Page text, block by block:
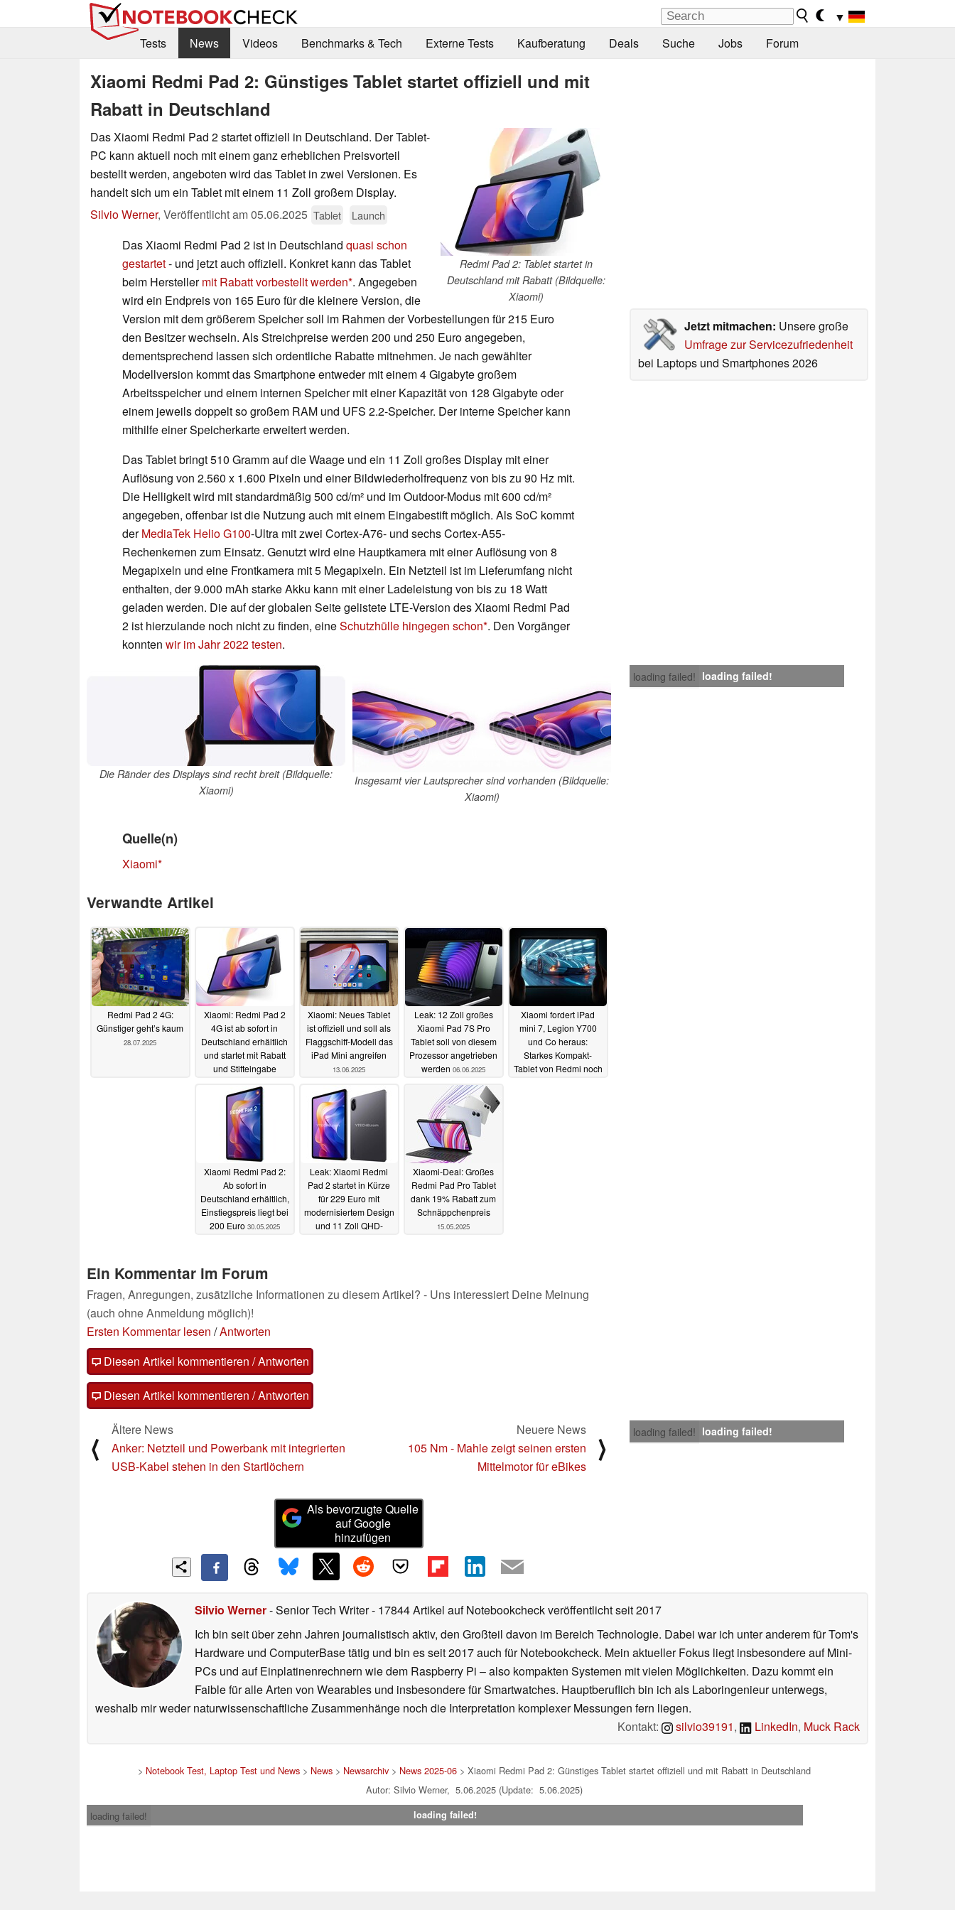
▼
Tests
News Videos Benchmarks & Tech Externe Tests Kaufberatung Deals Suche Jobs Forum
Xiaomi Redmi Pad 2: Günstiges Tablet startet offiziell und mit
Rabatt in Deutschland
Redmi Pad 2: Tablet startet in
Deutschland mit Rabatt (Bildquelle:
Xiaomi)
Das Xiaomi Redmi Pad 2 startet offiziell in Deutschland. Der Tablet-
PC kann aktuell noch mit einem ganz erheblichen Preisvorteil
bestellt werden, angeboten wird das Tablet in zwei Versionen. Es
handelt sich um ein Tablet mit einem 11 Zoll großem Display.
Silvio Werner, Veröffentlicht am05.06.2025 Tablet Launch
Jetzt mitmachen: Unsere große
Umfrage zur Servicezufriedenheit
bei Laptops und Smartphones 2026
Das Xiaomi Redmi Pad 2 ist in Deutschland quasi schon
gestartet- und jetzt auch offiziell. Konkret kann das Tablet
beim Herstellermit Rabatt vorbestellt werden . Angegeben
wird ein Endpreis von 165 Euro für die kleinere Version, die
Version mit dem größerem Speicher soll im Rahmen der Vorbestellungen für 215 Euro
den Besitzer wechseln. Als Streichpreise werden 200 und 250 Euro angegeben,
dementsprechend lassen sich ordentliche Rabatte mitnehmen. Je nach gewählter
Modellversion kommt das Smartphone entweder mit einem 4 Gigabyte großem
Arbeitsspeicher und einem internen Speicher mit einer Kapazität von 128 Gigabyte oder
einem jeweils doppelt so großem RAM und UFS 2.2-Speicher. Der interne Speicher kann
mithilfe einer Speicherkarte erweitert werden.
Das Tablet bringt 510 Gramm auf die Waage und ein 11 Zoll großes Display mit einer
Auflösung von 2.560 x 1.600 Pixeln und einer Bildwiederholfrequenz von bis zu 90 Hz mit.
Die Helligkeit wird mit standardmäßig 500 cd/m² und im Outdoor-Modus mit 600 cd/m²
angegeben, offenbar ist die Nutzung auch mit einem Eingabestift möglich. Als SoC kommt
derMediaTek Helio G100-Ultra mit zwei Cortex-A76- und sechs Cortex-A55-
Rechenkernen zum Einsatz. Genutzt wird eine Hauptkamera mit einer Auflösung von 8
Megapixeln und eine Frontkamera mit 5 Megapixeln. Ein Netzteil ist im Lieferumfang nicht
enthalten, der 9.000 mAh starke Akku kann mit einer Ladeleistung von bis zu 18 Watt
geladen werden. Die auf der globalen Seite gelistete LTE-Version des Xiaomi Redmi Pad
2 ist hierzulande noch nicht zu finden, eineSchutzhülle hingegen schon . Den Vorgänger
konnten wir im Jahr 2022 testen.
loading failed! loading failed!
Die Ränder des Displays sind recht breit (Bildquelle:
Xiaomi)
Insgesamt vier Lautsprecher sind vorhanden (Bildquelle:
Xiaomi)
Quelle(n)
Xiaomi
Verwandte Artikel
Redmi Pad 2 4G:
Günstiger geht’s kaum
28.07.2025
Xiaomi: Redmi Pad 2
4G ist ab sofort in
Deutschland erhältlich
und startet mit Rabatt
und Stifteingabe
Xiaomi: Neues Tablet
ist offiziell und soll als
Flaggschiff-Modell das
iPad Mini angreifen
13.06.2025
Leak: 12 Zoll großes
Xiaomi Pad 7S Pro
Tablet soll von diesem
Prozessor angetrieben
werden 06.06.2025
Xiaomi fordert iPad
mini 7, Legion Y700
und Co heraus:
Starkes Kompakt-
Tablet von Redmi noch
Xiaomi Redmi Pad 2:
Ab sofort in
Deutschland erhältlich,
Einstiegspreis liegt bei
200 Euro 30.05.2025
Leak: Xiaomi Redmi
Pad 2 startet in Kürze
für 229 Euro mit
modernisiertem Design
und 11 Zoll QHD-
Xiaomi-Deal: Großes
Redmi Pad Pro Tablet
dank 19% Rabatt zum
Schnäppchenpreis
15.05.2025
Ein Kommentar im Forum
Fragen, Anregungen, zusätzliche Informationen zu diesem Artikel? - Uns interessiert Deine Meinung
(auch ohne Anmeldung möglich)!
Ersten Kommentar lesen /Antworten
Diesen Artikel kommentieren / Antworten
Diesen Artikel kommentieren / Antworten
loading failed! loading failed!
⟨
Ältere News
Anker: Netzteil und Powerbank mit integrierten
USB-Kabel stehen in den Startlöchern
Neuere News
105 Nm - Mahle zeigt seinen ersten
Mittelmotor für eBikes
⟩
Als bevorzugte Quelle
auf Google
hinzufügen
Silvio Werner- Senior Tech Writer- 17844 Artikel auf Notebookcheck veröffentlichtseit 2017
Ich bin seit über zehn Jahren journalistisch aktiv, den Großteil davon im Bereich Technologie. Dabei war ich unter anderem für Tom's
Hardware und ComputerBase tätig und bin es seit 2017 auch für Notebookcheck. Mein aktueller Fokus liegt insbesondere auf Mini-
PCs und auf Einplatinenrechnern wie dem Raspberry Pi – also kompakten Systemen mit vielen Möglichkeiten. Dazu kommt ein
Faible für alle Arten von Wearables und insbesondere für Smartwatches. Hauptberuflich bin ich als Laboringenieur unterwegs,
weshalb mir weder naturwissenschaftliche Zusammenhänge noch die Interpretation komplexer Messungen fern liegen.
Kontakt:
silvio39191, LinkedIn, Muck Rack
> Notebook Test, Laptop Test und News> News> Newsarchiv> News 2025-06> Xiaomi Redmi Pad 2: Günstiges Tablet startet offiziell und mit Rabatt in Deutschland
Autor: Silvio Werner, 5.06.2025 (Update: 5.06.2025)
loading failed!
loading failed!